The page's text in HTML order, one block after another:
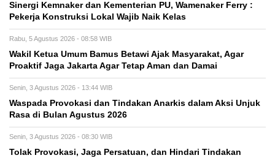
Sinergi Kemnaker dan Kementerian PU, Wamenaker Ferry :
Pekerja Konstruksi Lokal Wajib Naik Kelas
Rabu, 5 Agustus 2026 - 08:58 WIB
Wakil Ketua Umum Bamus Betawi Ajak Masyarakat, Agar
Proaktif Jaga Jakarta Agar Tetap Aman dan Damai
Senin, 3 Agustus 2026 - 13:44 WIB
Waspada Provokasi dan Tindakan Anarkis dalam Aksi Unjuk
Rasa di Bulan Agustus 2026
Senin, 3 Agustus 2026 - 08:30 WIB
Tolak Provokasi, Jaga Persatuan, dan Hindari Tindakan